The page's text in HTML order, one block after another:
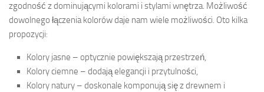
zgodność z dominującymi kolorami i stylami wnętrza. Możliwość
dowolnego łączenia kolorów daje nam wiele możliwości. Oto kilka
propozycji:
Kolory jasne – optycznie powiększają przestrzeń,
Kolory ciemne – dodają elegancji i przytulności,
Kolory natury – doskonale komponują się z drewnem i